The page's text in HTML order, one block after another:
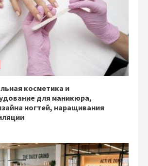
косметика и
для маникюра,
ногтей, наращивания